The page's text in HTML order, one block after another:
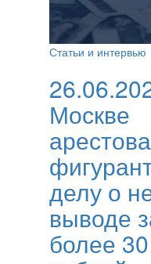
Статьи и интервью
Москве
делу о
выводе
более